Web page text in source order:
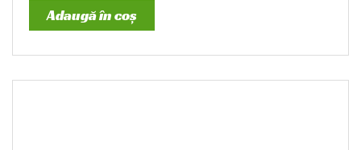
Adaugă în coș